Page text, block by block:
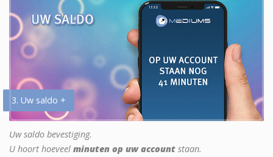
3. Uw saldo +
Uw saldo bevestiging.
U hoort hoeveel minuten op uw account staan.